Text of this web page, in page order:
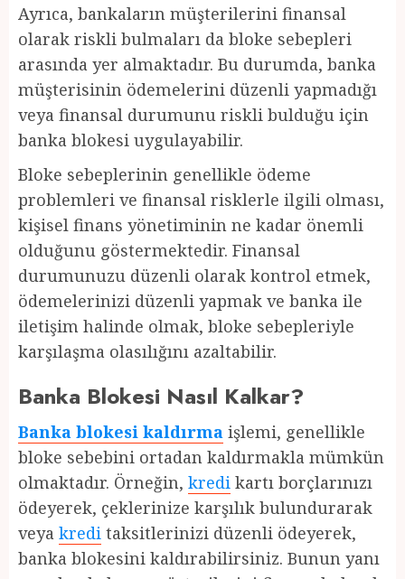
Ayrıca, bankaların müşterilerini finansal
olarak riskli bulmaları da bloke sebepleri
arasında yer almaktadır. Bu durumda, banka
müşterisinin ödemelerini düzenli yapmadığı
veya finansal durumunu riskli bulduğu için
banka blokesi uygulayabilir.
Bloke sebeplerinin genellikle ödeme
problemleri ve finansal risklerle ilgili olması,
kişisel finans yönetiminin ne kadar önemli
olduğunu göstermektedir. Finansal
durumunuzu düzenli olarak kontrol etmek,
ödemelerinizi düzenli yapmak ve banka ile
iletişim halinde olmak, bloke sebepleriyle
karşılaşma olasılığını azaltabilir.
Banka Blokesi Nasıl Kalkar?
Banka blokesi kaldırma işlemi, genellikle
bloke sebebini ortadan kaldırmakla mümkün
olmaktadır. Örneğin, kredi kartı borçlarınızı
ödeyerek, çeklerinize karşılık bulundurarak
veya kredi taksitlerinizi düzenli ödeyerek,
banka blokesini kaldırabilirsiniz. Bunun yanı